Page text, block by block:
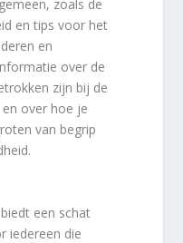
zoals de
en tips voor het
en
over de
zijn bij de
over hoe je
van begrip
een schat
iedereen die